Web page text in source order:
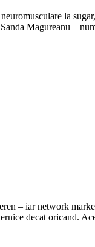
la
Magureanu –
– iar network
decat oricand.